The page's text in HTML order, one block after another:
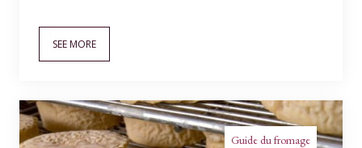
SEE MORE
Guide du fromage